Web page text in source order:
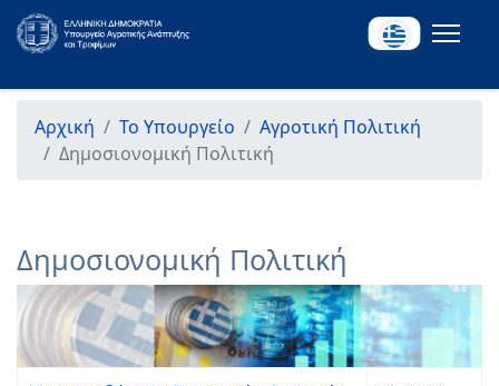
Αρχική Το Υπουργείο
Αγροτική Πολιτική
Δημοσιονομική Πολιτική
Δημοσιονομική Πολιτική